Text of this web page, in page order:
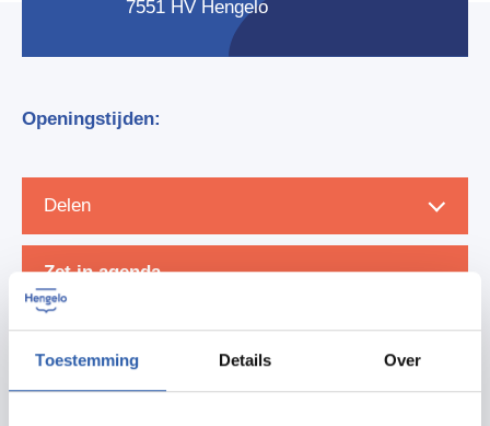
Toestemming Details Over
7551 HV Hengelo
Openingstijden:
Delen
Zet in agenda
Routebeschrijving